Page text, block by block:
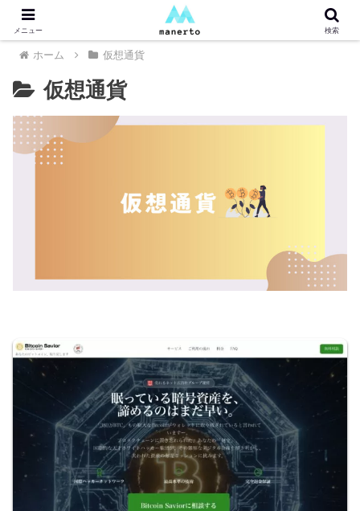
ホーム 仮想通貨
仮想通貨
メニュー 検索